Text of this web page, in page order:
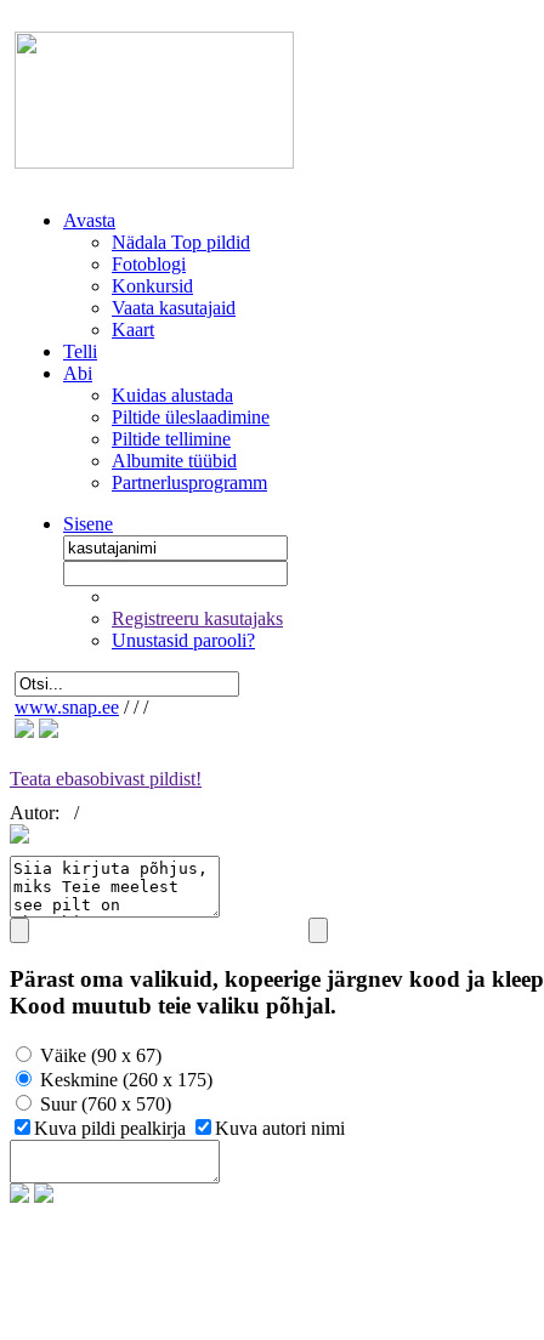
Avasta
Nädala Top pildid
Fotoblogi
Konkursid
Vaata kasutajaid
Kaart
Telli
Abi
Kuidas alustada
Piltide üleslaadimine
Piltide tellimine
Albumite tüübid
Partnerlusprogramm
Sisene
Registreeru kasutajaks
Unustasid parooli?
www.snap.ee / / /
Teata ebasobivast pildist!
Autor:
/
Pärast oma valikuid, kopeerige järgnev kood ja
Kood muutub teie valiku põhjal.
Väike (90 x 67)
Keskmine (260 x 175)
Suur (760 x 570)
Kuva pildi pealkirja
Kuva autori nimi